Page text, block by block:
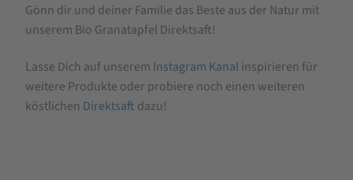
Gönn dir und deiner Familie das Beste aus der Natur mit
unserem Bio Granatapfel Direktsaft!
Lasse Dich auf unserem Instagram Kanal inspirieren für
weitere Produkte oder probiere noch einen weiteren
köstlichen Direktsaft dazu!